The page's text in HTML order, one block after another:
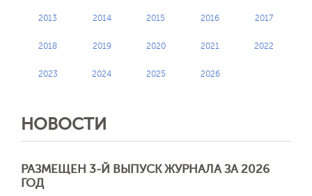
2013 2014 2015 2016 2017
2018 2019 2020 2021 2022
2023 2024 2025 2026
НОВОСТИ
РАЗМЕЩЕН 3-Й ВЫПУСК ЖУРНАЛА ЗА 2026
ГОД